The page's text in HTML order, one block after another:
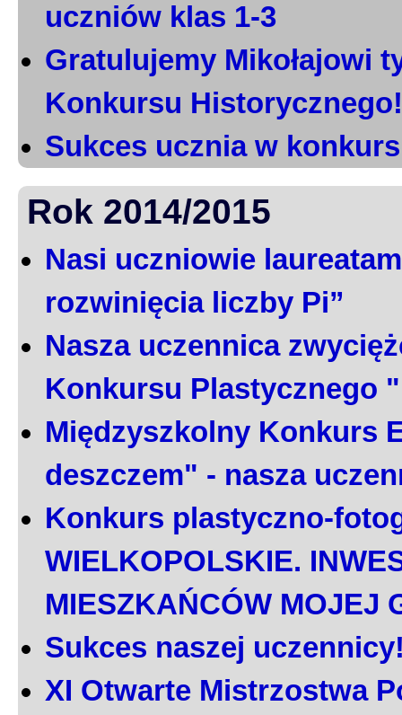
uczniów klas 1-3
Gratulujemy Mikołajowi
Konkursu Historycznego!
Sukces ucznia w
Rok 2014/2015
Nasi uczniowie
rozwinięcia liczby Pi”
Nasza uczennica
Konkursu Plastycznego
Międzyszkolny Konkurs
deszczem" - nasza
Konkurs plastyczno-
WIELKOPOLSKIE.
MIESZKAŃCÓW MOJEJ
Sukces naszej
XI Otwarte Mistrzostwa